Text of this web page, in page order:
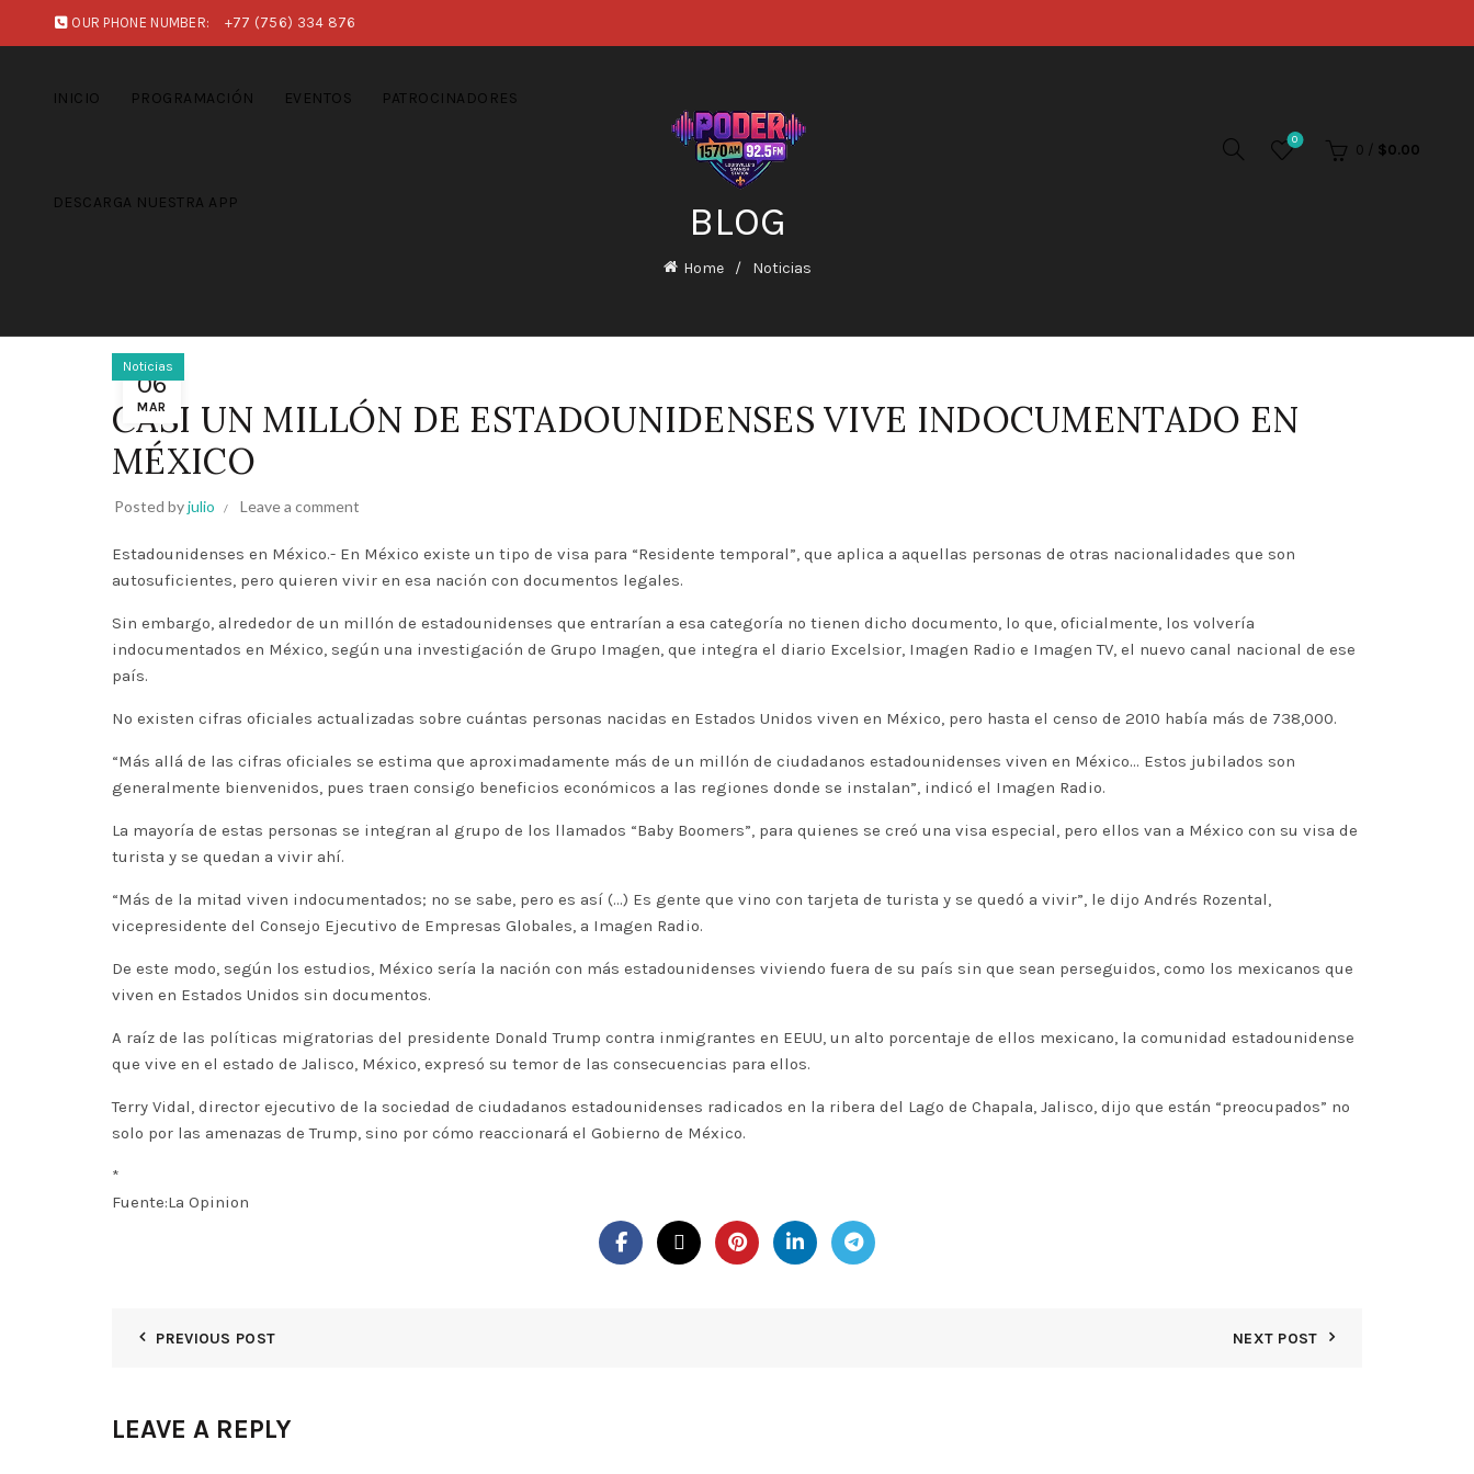
OUR PHONE NUMBER: +77 (756) 334 876
INICIO PROGRAMACIÓN EVENTOS PATROCINADORES
DESCARGA NUESTRA APP
0
0 / $0.00
BLOG
Home Noticias
06
MAR
Noticias
CASI UN MILLÓN DE ESTADOUNIDENSES VIVE INDOCUMENTADO EN
MÉXICO
Posted byjulio Leave a comment
Estadounidenses en México.- En México existe un tipo de visa para “Residente temporal”, que aplica a aquellas personas de otras nacionalidades que son
autosuficientes, pero quieren vivir en esa nación con documentos legales.
Sin embargo, alrededor de un millón de estadounidenses que entrarían a esa categoría no tienen dicho documento, lo que, oficialmente, los volvería
indocumentados en México, según una investigación de Grupo Imagen, que integra el diario Excelsior, Imagen Radio e Imagen TV, el nuevo canal nacional de ese
país.
No existen cifras oficiales actualizadas sobre cuántas personas nacidas en Estados Unidos viven en México, pero hasta el censo de 2010 había más de 738,000.
“Más allá de las cifras oficiales se estima que aproximadamente más de un millón de ciudadanos estadounidenses viven en México… Estos jubilados son
generalmente bienvenidos, pues traen consigo beneficios económicos a las regiones donde se instalan”, indicó el Imagen Radio.
La mayoría de estas personas se integran al grupo de los llamados “Baby Boomers”, para quienes se creó una visa especial, pero ellos van a México con su visa de
turista y se quedan a vivir ahí.
“Más de la mitad viven indocumentados; no se sabe, pero es así (…) Es gente que vino con tarjeta de turista y se quedó a vivir”, le dijo Andrés Rozental,
vicepresidente del Consejo Ejecutivo de Empresas Globales, a Imagen Radio.
De este modo, según los estudios, México sería la nación con más estadounidenses viviendo fuera de su país sin que sean perseguidos, como los mexicanos que
viven en Estados Unidos sin documentos.
A raíz de las políticas migratorias del presidente Donald Trump contra inmigrantes en EEUU, un alto porcentaje de ellos mexicano, la comunidad estadounidense
que vive en el estado de Jalisco, México, expresó su temor de las consecuencias para ellos.
Terry Vidal, director ejecutivo de la sociedad de ciudadanos estadounidenses radicados en la ribera del Lago de Chapala, Jalisco, dijo que están “preocupados” no
solo por las amenazas de Trump, sino por cómo reaccionará el Gobierno de México.
*
Fuente:La Opinion
PREVIOUS POST NEXT POST
LEAVE A REPLY